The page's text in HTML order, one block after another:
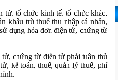
tử, tổ chức kinh tế, tổ chức khác,
khấu trừ thuế thu nhập cá nhân,
dụng hóa đơn điện tử, chứng từ
chứng từ điện tử phải tuân thủ
kế toán, thuế, quản lý thuế, phí